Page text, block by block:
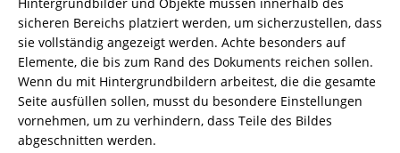
sicheren Bereichs platziert werden, um sicherzustellen, dass
sie vollständig angezeigt werden. Achte besonders auf
Elemente, die bis zum Rand des Dokuments reichen sollen.
Wenn du mit Hintergrundbildern arbeitest, die die gesamte
Seite ausfüllen sollen, musst du besondere Einstellungen
vornehmen, um zu verhindern, dass Teile des Bildes
abgeschnitten werden.